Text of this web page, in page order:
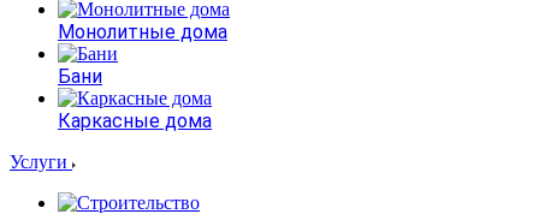
Монолитные дома
Бани
Каркасные дома
Услуги